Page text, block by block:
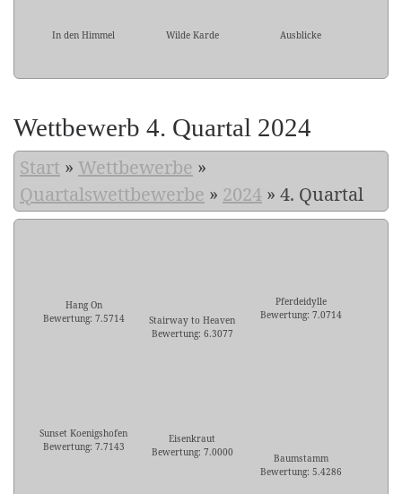
In den Himmel Wilde Karde Ausblicke
Wettbewerb 4. Quartal 2024
Start » Wettbewerbe »
Quartalswettbewerbe » 2024 » 4. Quartal
Hang On
Bewertung: 7.5714
Stairway to Heaven
Bewertung: 6.3077
Pferdeidylle
Bewertung: 7.0714
Sunset Koenigshofen
Bewertung: 7.7143
Eisenkraut
Bewertung: 7.0000
Baumstamm
Bewertung: 5.4286